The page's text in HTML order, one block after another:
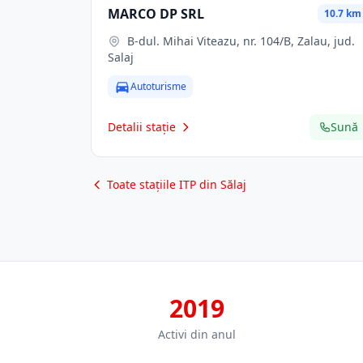
MARCO DP SRL 10.7 km
Salaj
Autoturisme
Detalii stație Sună
Toate stațiile ITP din Sălaj
2019
Activi din anul